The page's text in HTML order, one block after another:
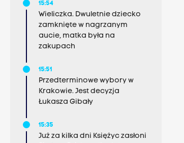
15:54
Wieliczka. Dwuletnie dziecko
zamknięte w nagrzanym
aucie, matka była na
zakupach
15:51
Przedterminowe wybory w
Krakowie. Jest decyzja
Łukasza Gibały
15:35
Już za kilka dni Księżyc zasłoni